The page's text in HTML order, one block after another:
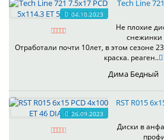
04.10.2023
Tech Line
Не плохие
снежинки
Отработали почти 10лет, в этом сезоне
краска. реаген..
Дима Бедный
26.09.2023
RST R015
Диски в